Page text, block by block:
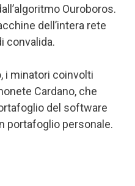
Ouroboros.
dell’intera rete
convalida.
i minatori coinvolti
Cardano, che
del software
portafoglio personale.